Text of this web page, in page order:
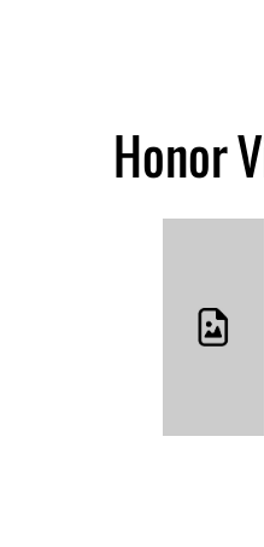
Honor